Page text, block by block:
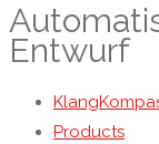
Entwurf
Products